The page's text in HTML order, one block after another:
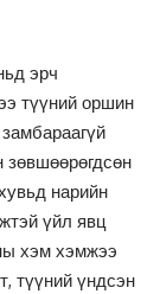
эрч
түүний оршин
зөвшөөрөгдсөн
нарийн
үйл явц
хэм хэмжээ
түүний үндсэн